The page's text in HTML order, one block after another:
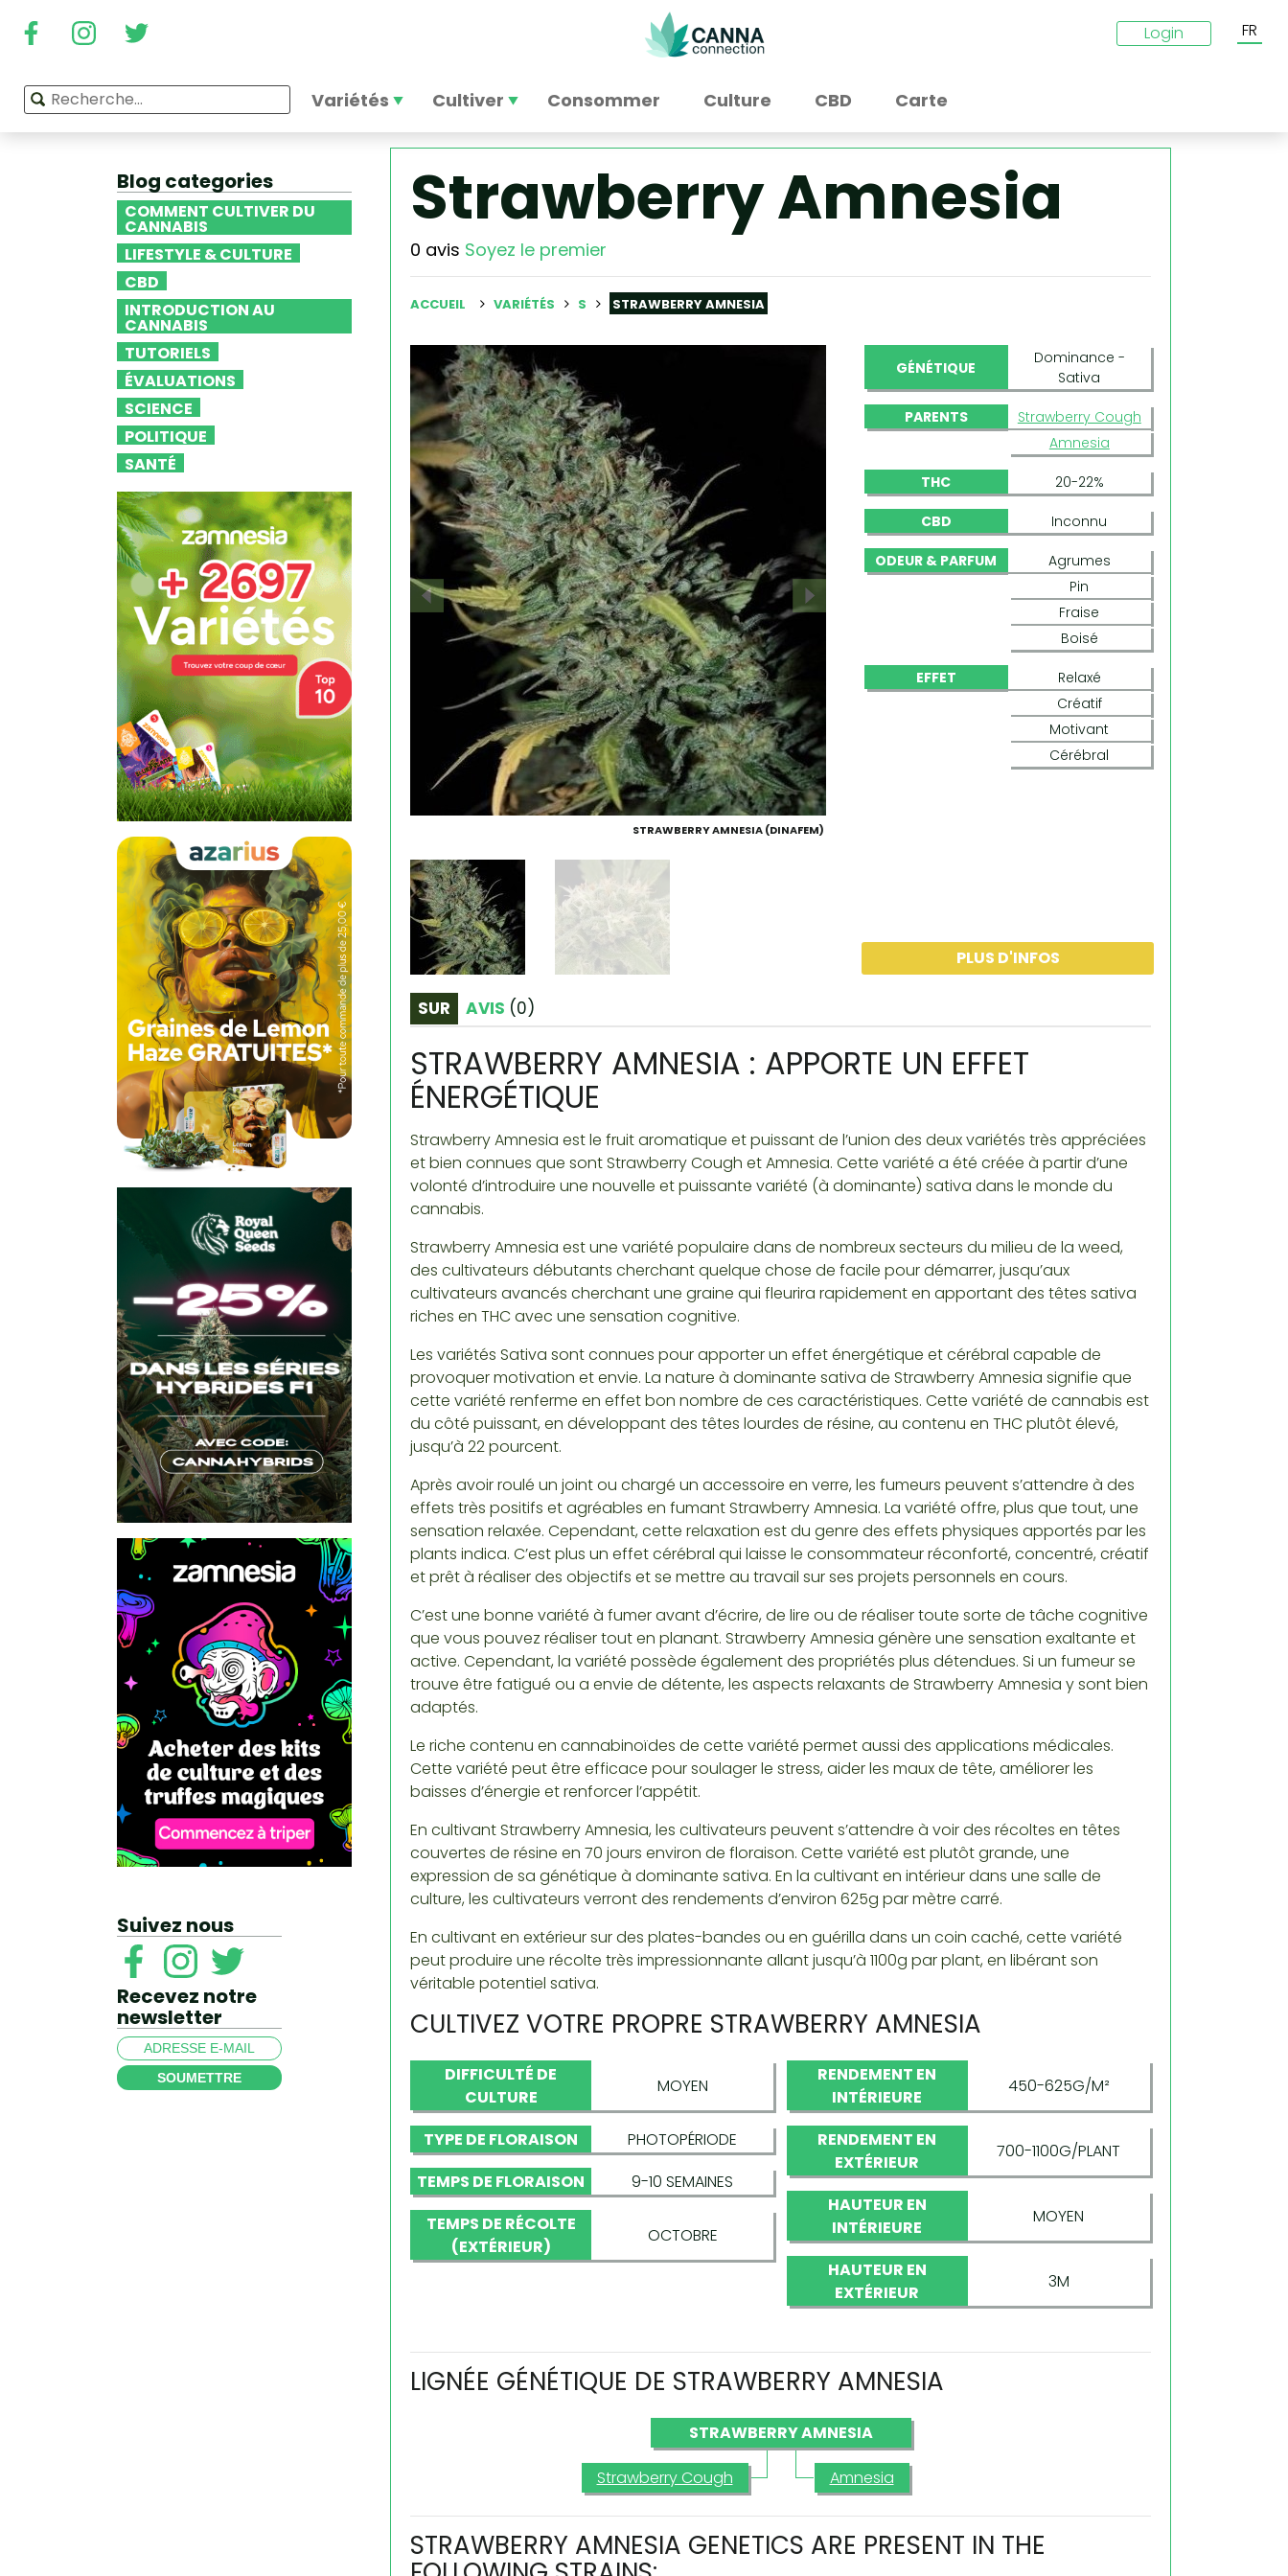
Login FR
Variétés Cultiver Consommer Culture CBD Carte
Blog categories
COMMENT CULTIVER DU
CANNABIS
LIFESTYLE & CULTURE
CBD
INTRODUCTION AU
CANNABIS
TUTORIELS
ÉVALUATIONS
SCIENCE
POLITIQUE
SANTÉ
Suivez nous
Recevez notre
newsletter
SOUMETTRE
Strawberry Amnesia
0 avis Soyez le premier
ACCUEIL VARIÉTÉS S STRAWBERRY AMNESIA
STRAWBERRY AMNESIA (DINAFEM)
GÉNÉTIQUE
Dominance -
Sativa
PARENTS
Strawberry Cough
Amnesia
THC 20-22%
CBD Inconnu
ODEUR & PARFUM
Agrumes
Pin
Fraise
Boisé
EFFET
Relaxé
Créatif
Motivant
Cérébral
PLUS D'INFOS
SUR AVIS (0)
STRAWBERRY AMNESIA : APPORTE UN EFFET
ÉNERGÉTIQUE
Strawberry Amnesia est le fruit aromatique et puissant de l’union des deux variétés très appréciées
et bien connues que sont Strawberry Cough et Amnesia. Cette variété a été créée à partir d’une
volonté d’introduire une nouvelle et puissante variété (à dominante) sativa dans le monde du
cannabis.
Strawberry Amnesia est une variété populaire dans de nombreux secteurs du milieu de la weed,
des cultivateurs débutants cherchant quelque chose de facile pour démarrer, jusqu’aux
cultivateurs avancés cherchant une graine qui fleurira rapidement en apportant des têtes sativa
riches en THC avec une sensation cognitive.
Les variétés Sativa sont connues pour apporter un effet énergétique et cérébral capable de
provoquer motivation et envie. La nature à dominante sativa de Strawberry Amnesia signifie que
cette variété renferme en effet bon nombre de ces caractéristiques. Cette variété de cannabis est
du côté puissant, en développant des têtes lourdes de résine, au contenu en THC plutôt élevé,
jusqu’à 22 pourcent.
Après avoir roulé un joint ou chargé un accessoire en verre, les fumeurs peuvent s’attendre à des
effets très positifs et agréables en fumant Strawberry Amnesia. La variété offre, plus que tout, une
sensation relaxée. Cependant, cette relaxation est du genre des effets physiques apportés par les
plants indica. C’est plus un effet cérébral qui laisse le consommateur réconforté, concentré, créatif
et prêt à réaliser des objectifs et se mettre au travail sur ses projets personnels en cours.
C’est une bonne variété à fumer avant d’écrire, de lire ou de réaliser toute sorte de tâche cognitive
que vous pouvez réaliser tout en planant. Strawberry Amnesia génère une sensation exaltante et
active. Cependant, la variété possède également des propriétés plus détendues. Si un fumeur se
trouve être fatigué ou a envie de détente, les aspects relaxants de Strawberry Amnesia y sont bien
adaptés.
Le riche contenu en cannabinoïdes de cette variété permet aussi des applications médicales.
Cette variété peut être efficace pour soulager le stress, aider les maux de tête, améliorer les
baisses d’énergie et renforcer l’appétit.
En cultivant Strawberry Amnesia, les cultivateurs peuvent s’attendre à voir des récoltes en têtes
couvertes de résine en 70 jours environ de floraison. Cette variété est plutôt grande, une
expression de sa génétique à dominante sativa. En la cultivant en intérieur dans une salle de
culture, les cultivateurs verront des rendements d’environ 625g par mètre carré.
En cultivant en extérieur sur des plates-bandes ou en guérilla dans un coin caché, cette variété
peut produire une récolte très impressionnante allant jusqu’à 1100g par plant, en libérant son
véritable potentiel sativa.
CULTIVEZ VOTRE PROPRE STRAWBERRY AMNESIA
DIFFICULTÉ DE
CULTURE
MOYEN
TYPE DE FLORAISON
PHOTOPÉRIODE
TEMPS DE FLORAISON
9-10 SEMAINES
TEMPS DE RÉCOLTE
(EXTÉRIEUR)
OCTOBRE
RENDEMENT EN
INTÉRIEURE
450-625G/M²
RENDEMENT EN
EXTÉRIEUR
700-1100G/PLANT
HAUTEUR EN
INTÉRIEURE
MOYEN
HAUTEUR EN
EXTÉRIEUR
3M
LIGNÉE GÉNÉTIQUE DE STRAWBERRY AMNESIA
STRAWBERRY AMNESIA
Strawberry Cough Amnesia
STRAWBERRY AMNESIA GENETICS ARE PRESENT IN THE